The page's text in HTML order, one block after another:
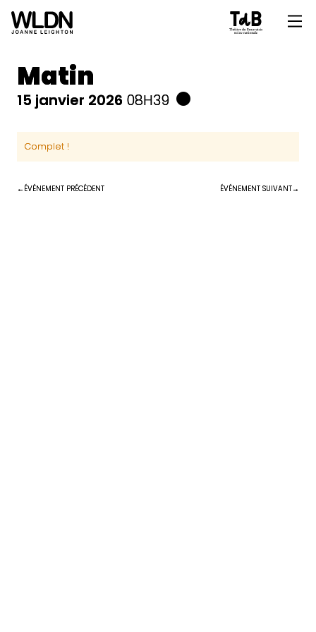
Matin
15 janvier 2026 08H39
Complet !
ÉVÉNEMENT PRÉCÉDENT ÉVÉNEMENT SUIVANT